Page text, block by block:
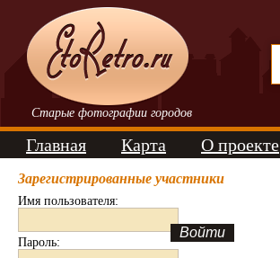
Старые фотографии городов
Главная Карта О проекте
Зарегистрированные участники
Имя пользователя:
Пароль: